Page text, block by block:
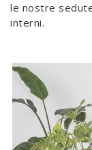
le nostre
interni.